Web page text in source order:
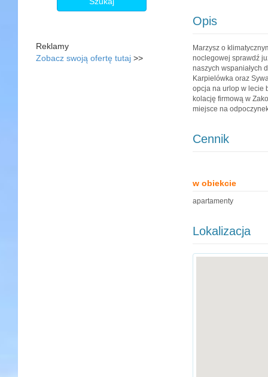
Reklamy
Zobacz swoją ofertę tutaj >>
Opis
Marzysz o
noclegowej sprawdź
naszych wspaniałych
Karpielówka oraz
opcja na urlop w lecie
kolację firmową w
miejsce na
Cennik
w obiekcie
apartamenty
Lokalizacja